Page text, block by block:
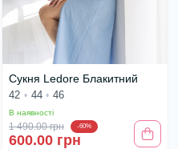
Сукня Ledore Блакитний
42 44 46
В наявності
1 490.00 грн -60%
600.00 грн